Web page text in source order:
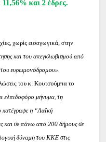
11,56% και 2 έδρες.
χωρίς εισαγωγικά, στην
και του απεγκλωβισμού από
του ευρωμονόδρομου».
του κ. Κουτσούμπα το
ελπιδοφόρο μήνυμα, τη
η “Λαϊκή
και σε πάνω από 200 δήμους σε
δύναμη του ΚΚΕ στις